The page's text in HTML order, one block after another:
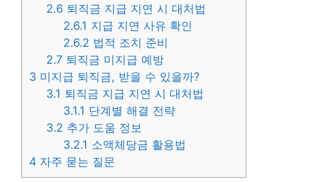
2.6 퇴직금 지급 지연 시 대처법
2.6.1 지급 지연 사유 확인
2.6.2 법적 조치 준비
2.7 퇴직금 미지급 예방
3 미지급 퇴직금, 받을 수 있을까?
3.1 퇴직금 지급 지연 시 대처법
3.1.1 단계별 해결 전략
3.2 추가 도움 정보
3.2.1 소액체당금 활용법
4 자주 묻는 질문